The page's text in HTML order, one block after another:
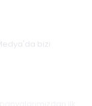
bizi